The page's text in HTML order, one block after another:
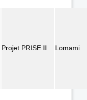
Projet PRISE II Lomami